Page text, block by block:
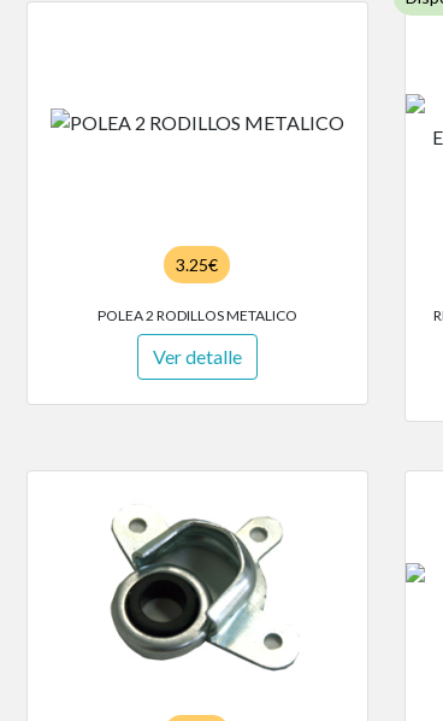
3.25€
POLEA 2 RODILLOS METALICO
Ver detalle